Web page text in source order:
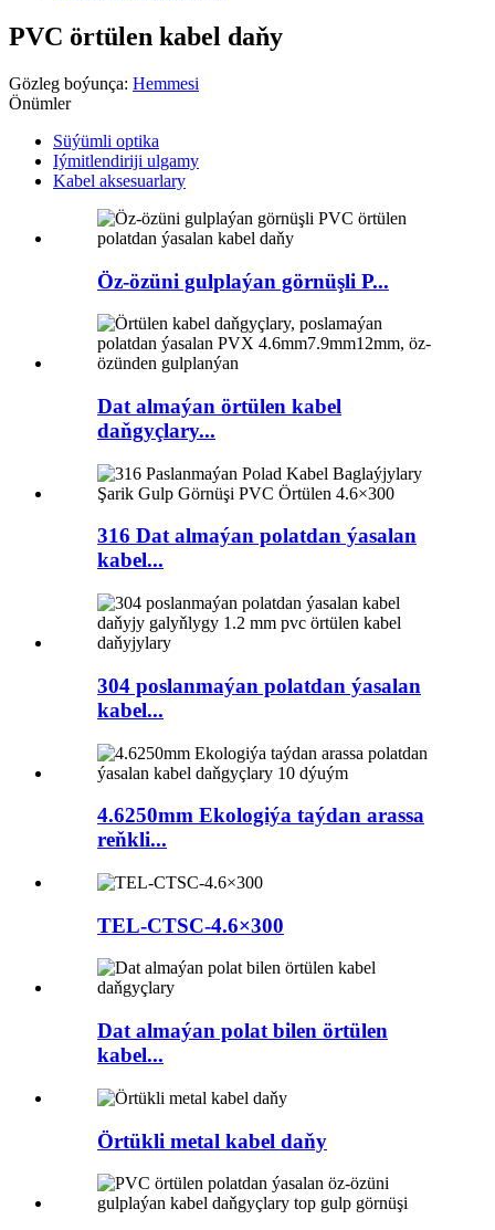
PVC örtülen kabel daňy
Gözleg boýunça: Hemmesi
Önümler
Süýümli optika
Iýmitlendiriji ulgamy
Kabel aksesuarlary
Öz-özüni gulplaýan görnüşli P...
Dat almaýan örtülen kabel
daňgyçlary...
316 Dat almaýan polatdan ýasalan
kabel...
304 poslanmaýan polatdan ýasalan
kabel...
4.6250mm Ekologiýa taýdan arassa
reňkli...
TEL-CTSC-4.6×300
Dat almaýan polat bilen örtülen
kabel...
Örtükli metal kabel daňy